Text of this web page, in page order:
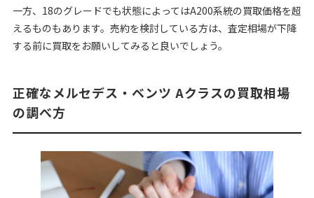
一方、18のグレードでも状態によってはA200系統の買取価格を超
えるものもあります。売約を検討している方は、査定相場が下降
する前に買取をお願いしてみると良いでしょう。
正確なメルセデス・ベンツ Aクラスの買取相場
の調べ方